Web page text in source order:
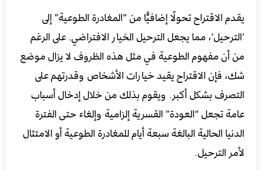
يقدم الاقتراح تحولًا إضافيًّا من “المغادرة الطوعية” إلى
’الترحيل‘، مما يجعل الترحيل الخيار الافتراضي. على الرغم
من أن مفهوم الطوعية في مثل هذه الظروف لا يزال موضع
شك، فإن الاقتراح يقيد خيارات الأشخاص وقدرتهم على
التصرف بشكل أكبر. ويقوم بذلك من خلال إدخال أسباب
عامة تجعل “العودة” القسرية إلزامية وإلغاء حتى الفترة
الدنيا الحالية البالغة سبعة أيام للمغادرة الطوعية أو الامتثال
لأمر الترحيل.